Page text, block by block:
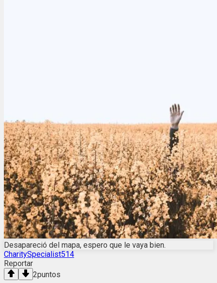
Desapareció del mapa, espero que le vaya bien.
CharitySpecialist514
Reportar
2puntos